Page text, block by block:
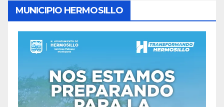
MUNICIPIO HERMOSILLO